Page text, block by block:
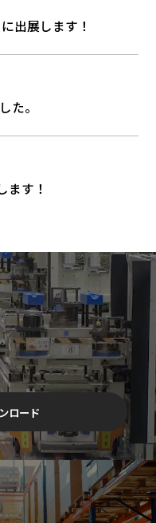
出展します！
た。
ます！
ロード